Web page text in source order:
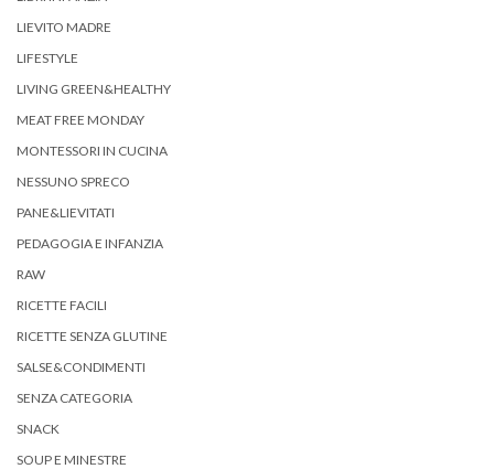
LIEVITO MADRE
LIFESTYLE
LIVING GREEN&HEALTHY
MEAT FREE MONDAY
MONTESSORI IN CUCINA
NESSUNO SPRECO
PANE&LIEVITATI
PEDAGOGIA E INFANZIA
RAW
RICETTE FACILI
RICETTE SENZA GLUTINE
SALSE&CONDIMENTI
SENZA CATEGORIA
SNACK
SOUP E MINESTRE